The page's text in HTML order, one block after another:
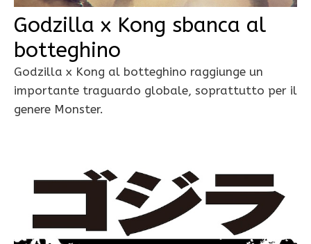
Godzilla x Kong sbanca al
botteghino
Godzilla x Kong al botteghino raggiunge un
importante traguardo globale, soprattutto per il
genere Monster.